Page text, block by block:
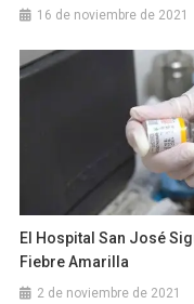
16 de noviembre de 2021
El Hospital San José
Fiebre Amarilla
2 de noviembre de 2021